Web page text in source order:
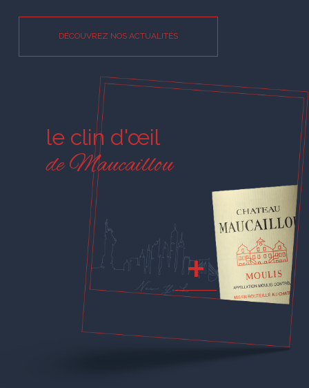
DÉCOUVREZ NOS ACTUALITÉS
le clin d'œil
de Maucaillou
+